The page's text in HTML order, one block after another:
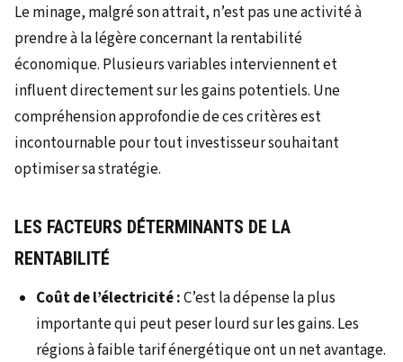
Le minage, malgré son attrait, n’est pas une activité à
prendre à la légère concernant la rentabilité
économique. Plusieurs variables interviennent et
influent directement sur les gains potentiels. Une
compréhension approfondie de ces critères est
incontournable pour tout investisseur souhaitant
optimiser sa stratégie.
LES FACTEURS DÉTERMINANTS DE LA
RENTABILITÉ
Coût de l’électricité :C’est la dépense la plus
importante qui peut peser lourd sur les gains. Les
régions à faible tarif énergétique ont un net avantage.